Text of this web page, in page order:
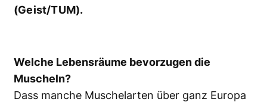
(Geist/TUM).
Welche Lebensräume bevorzugen die
Muscheln?
Dass manche Muschelarten über ganz Europa